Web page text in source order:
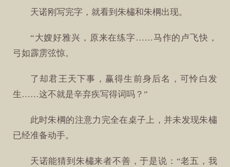
天诺刚写完字，就看到朱橚和朱棡出现。
“大嫂好雅兴，原来在练字……马作的卢飞快，
弓如霹雳弦惊。
了却君王天下事，赢得生前身后名，可怜白发
生……这不就是辛弃疾写得词吗？”
此时朱棡的注意力完全在桌子上，并未发现朱橚
已经准备动手。
天诺能猜到朱橚来者不善，于是说：“老五，我